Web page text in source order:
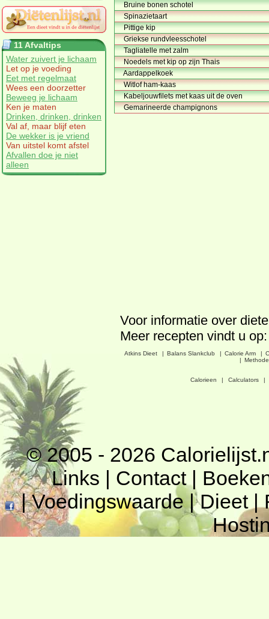
11 Afvaltips
Water zuivert je lichaam
Let op je voeding
Eet met regelmaat
Wees een doorzetter
Beweeg je lichaam
Ken je maten
Drinken, drinken, drinken
Val af, maar blijf eten
De wekker is je vriend
Van uitstel komt afstel
Afvallen doe je niet
alleen
Bruine bonen schotel
Spinazietaart
Pittige kip
Griekse rundvleesschotel
Tagliatelle met zalm
Noedels met kip op zijn Thais
Aardappelkoek
Witlof ham-kaas
Kabeljouwfilets met kaas uit de oven
Gemarineerde champignons
Voor informatie over
Meer recepten vindt u
Atkins Dieet | Balans Slankclub | Calorie Arm |
|
Calorieen | Calculators |
© 2005 - 2026
Links | Contact|
|Voedingswaarde|Dieet|